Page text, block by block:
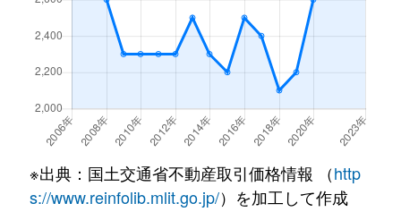
富士見
5,500万円 狭山市
富士見
狭山市
富士見
3,300万円 狭山市
徒歩7
大字堀兼
3,200万円 新狭山
※出典：国土交通省不動産取引価格情報 （http
s://www.reinfolib.mlit.go.jp/）を加工して作成